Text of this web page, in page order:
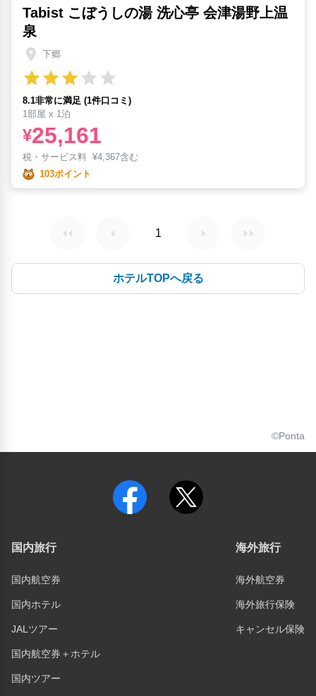
Tabist こぼうしの湯 洗心亭 会津湯野上温
泉
下郷
8.1非常に満足 (1件口コミ)
1部屋 x 1泊
¥25,161
税・サービス料 ¥4,367含む
103ポイント
1
ホテルTOPへ戻る
©Ponta
国内旅行
国内航空券
国内ホテル
JALツアー
国内航空券＋ホテル
国内ツアー
海外旅行
海外航空券
海外旅行保険
キャンセル保険